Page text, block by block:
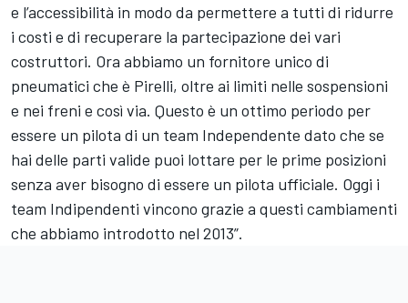
e l’accessibilità in modo da permettere a tutti di ridurre
i costi e di recuperare la partecipazione dei vari
costruttori. Ora abbiamo un fornitore unico di
pneumatici che è Pirelli, oltre ai limiti nelle sospensioni
e nei freni e così via. Questo è un ottimo periodo per
essere un pilota di un team Independente dato che se
hai delle parti valide puoi lottare per le prime posizioni
senza aver bisogno di essere un pilota ufficiale. Oggi i
team Indipendenti vincono grazie a questi cambiamenti
che abbiamo introdotto nel 2013”.